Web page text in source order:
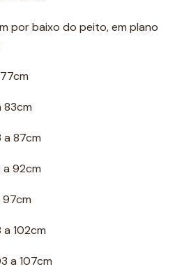
por baixo do peito, em plano
83cm
a 87cm
a 92cm
97cm
a 102cm
a 107cm